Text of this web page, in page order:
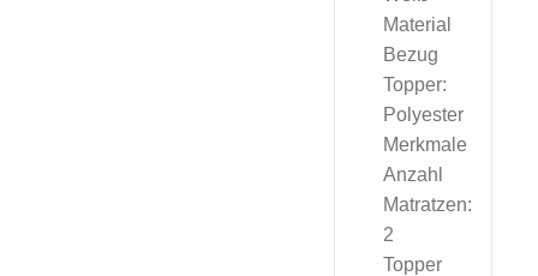
Material
Bezug
Topper:
Polyester
Merkmale
Anzahl
Matratzen:
2
Topper